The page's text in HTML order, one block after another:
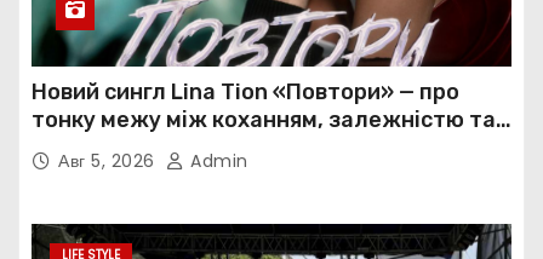
Новий сингл Lina Tion «Повтори» — про
тонку межу між коханням, залежністю та
нав’язливою прив’язаністю
Авг 5, 2026 Admin
LIFE STYLE